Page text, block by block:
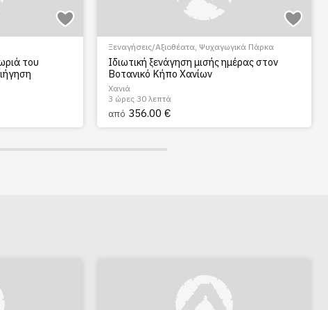
του
Ξεναγήσεις/Αξιοθέατα, Ψυχαγωγικά Πάρκα
Ιδιωτική ξενάγηση μισής ημέρας στον
Βοτανικό Κήπο Χανίων
Χανιά
3 ώρες 30 λεπτά
από 356.00 €